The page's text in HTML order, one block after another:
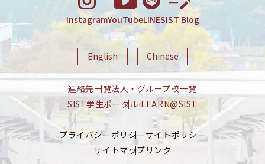
InstagramYouTubeLINESIST Blog
English Chinese
連絡先一覧法人・グループ校一覧
SIST学生ポータルiLEARN@SIST
プライバシーポリシーサイトポリシー
サイトマップ リンク